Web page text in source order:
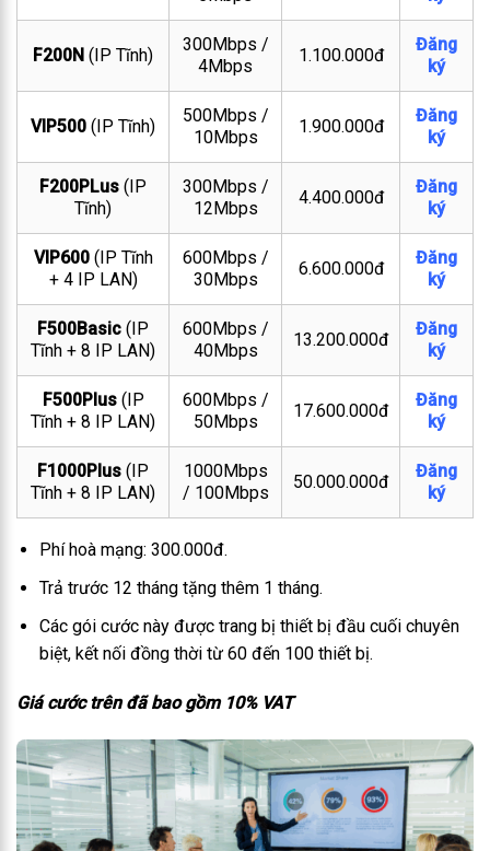
F200N (IP Tĩnh)
300Mbps /
4Mbps
1.100.000đ
Đăng
ký
VIP500 (IP Tĩnh)
500Mbps /
10Mbps
1.900.000đ
Đăng
ký
F200PLus (IP
Tĩnh)
300Mbps /
12Mbps
4.400.000đ
Đăng
ký
VIP600(IP Tĩnh
+ 4 IP LAN)
600Mbps /
30Mbps
6.600.000đ
Đăng
ký
F500Basic (IP
Tĩnh + 8 IP LAN)
600Mbps /
40Mbps
13.200.000đ
Đăng
ký
F500Plus(IP
Tĩnh + 8 IP LAN)
600Mbps /
50Mbps
17.600.000đ
Đăng
ký
F1000Plus (IP
Tĩnh + 8 IP LAN)
1000Mbps
/ 100Mbps
50.000.000đ
Đăng
ký
Phí hoà mạng: 300.000đ.
Trả trước 12 tháng tặng thêm 1 tháng.
Các gói cước này được trang bị thiết bị đầu cuối chuyên
biệt, kết nối đồng thời từ 60 đến 100 thiết bị.
Giá cước trên đã bao gồm 10% VAT